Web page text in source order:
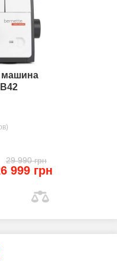
машина
29 990 грн
999 грн